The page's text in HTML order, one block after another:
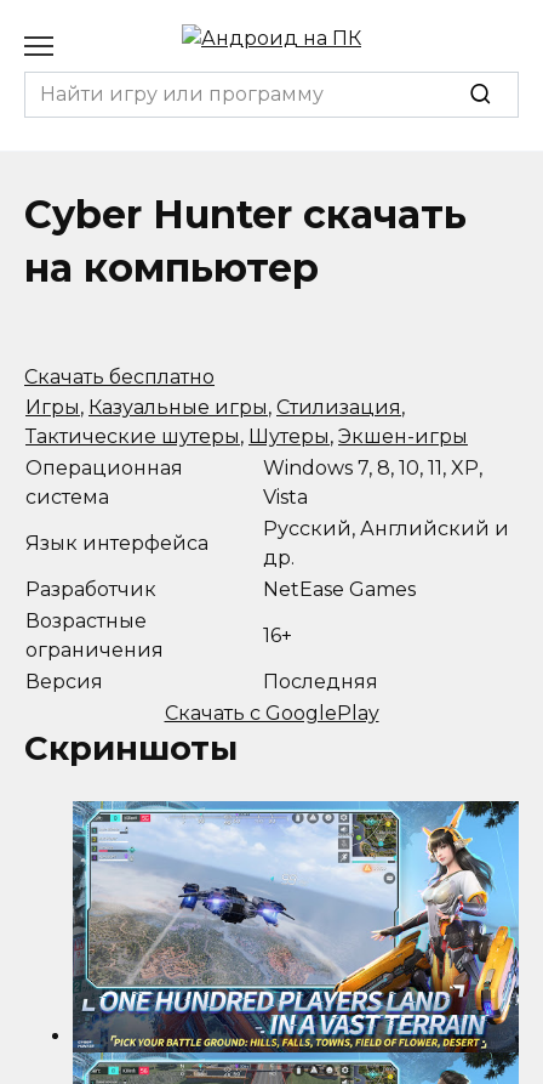
содержанию
Search
for:
Cyber Hunter скачать
на компьютер
Скачать бесплатно
Игры, Казуальные игры, Стилизация,
Тактические шутеры, Шутеры, Экшен-игры
Операционная
система
Windows 7, 8, 10, 11, XP,
Vista
Язык интерфейса
Русский, Английский и
др.
Разработчик
NetEase Games
Возрастные
ограничения
16+
Версия
Последняя
Скачать с GooglePlay
Скриншоты